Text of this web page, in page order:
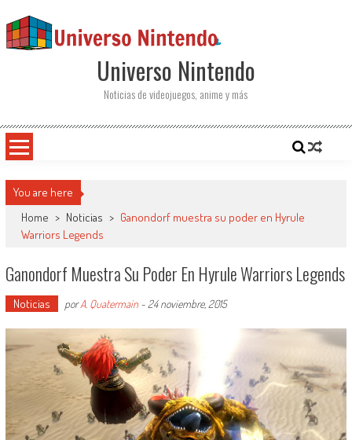
Universo Nintendo
Noticias de videojuegos, anime y más
You are here
Home > Noticias > Ganondorf muestra su poder en Hyrule
Warriors Legends
Ganondorf Muestra Su Poder En Hyrule Warriors Legends
Noticias porA. Quatermain- 24 noviembre, 2015